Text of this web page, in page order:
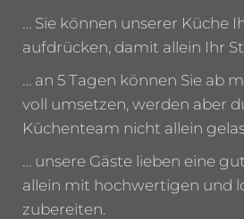
… Sie können unserer Küche
aufdrücken, damit allein Ihr
… an 5 Tagen können Sie ab
voll umsetzen, werden aber
Küchenteam nicht allein
… unsere Gäste lieben eine
allein mit hochwertigen und
zubereiten.